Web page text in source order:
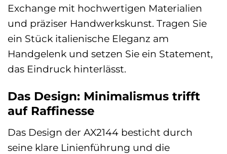
Exchange mit hochwertigen Materialien
und präziser Handwerkskunst. Tragen Sie
ein Stück italienische Eleganz am
Handgelenk und setzen Sie ein Statement,
das Eindruck hinterlässt.
Das Design: Minimalismus trifft
auf Raffinesse
Das Design der AX2144 besticht durch
seine klare Linienführung und die